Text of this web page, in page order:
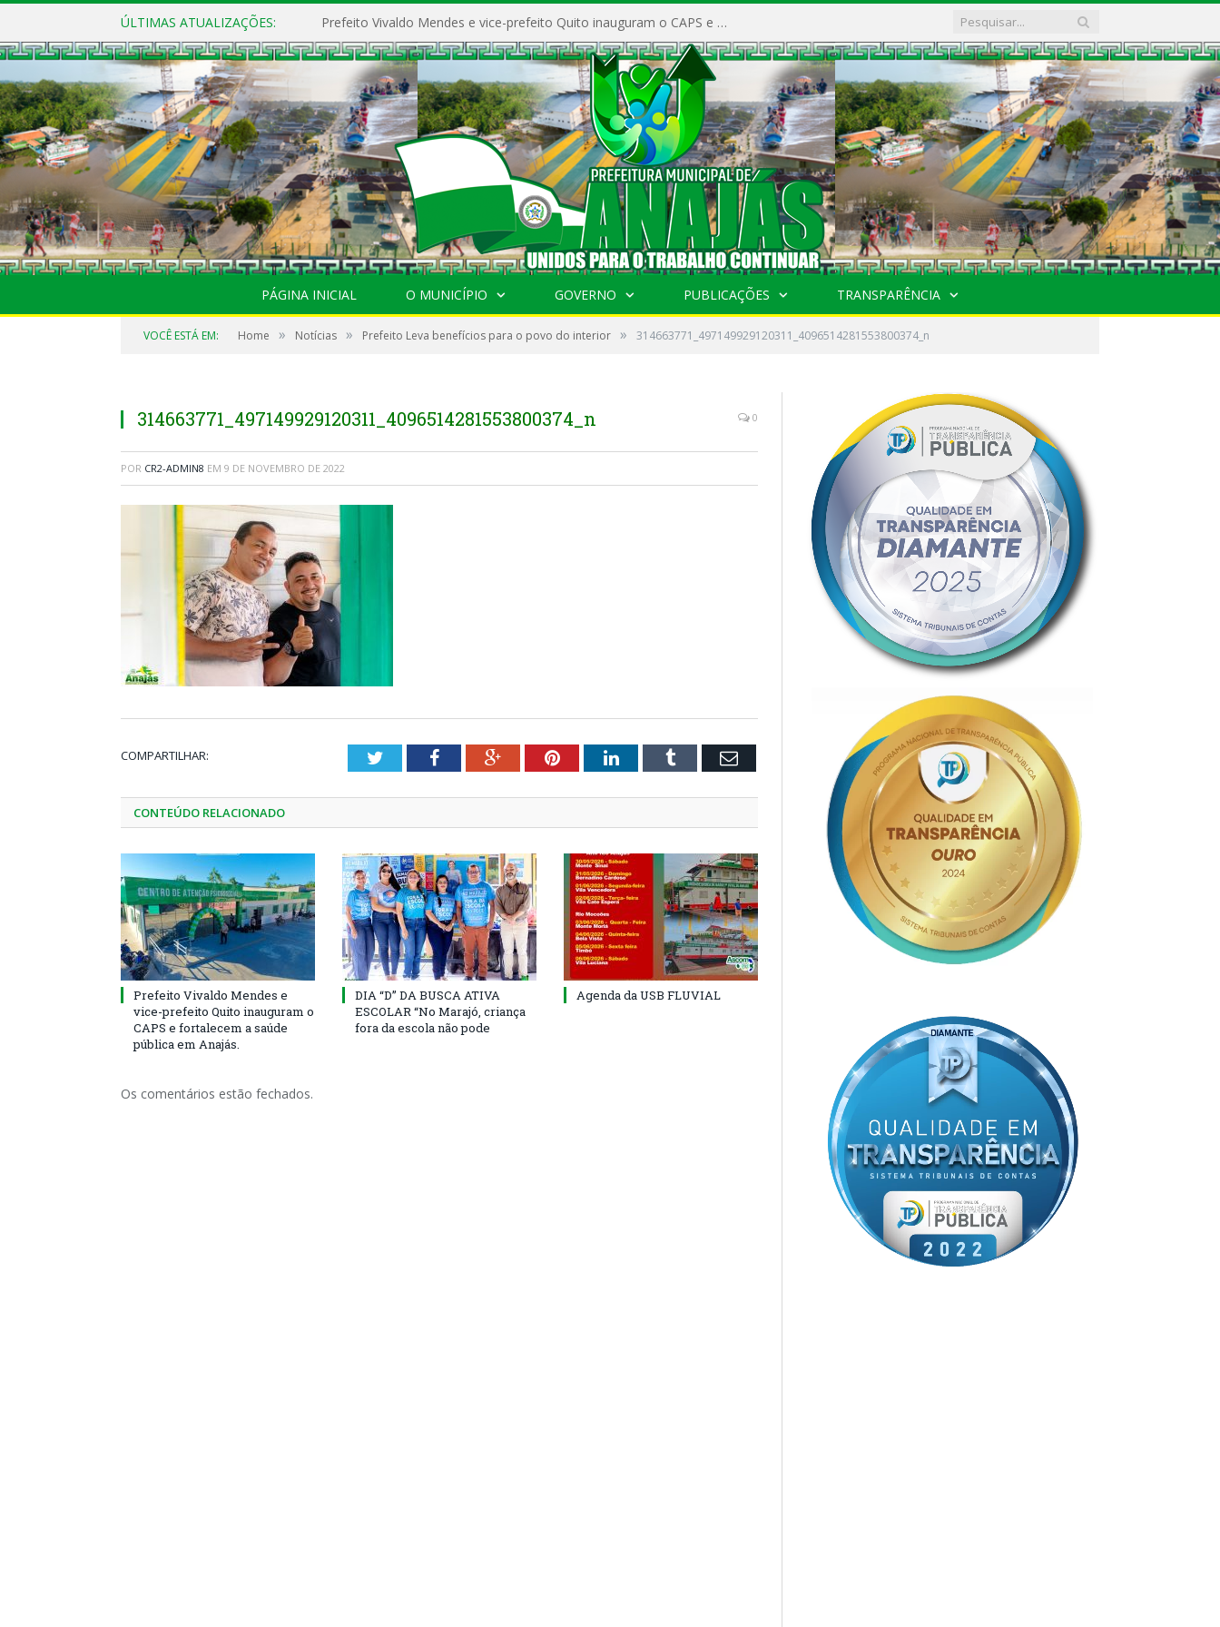
ÚLTIMAS ATUALIZAÇÕES: Prefeito Vivaldo Mendes e vice-prefeito Quito inauguram o CAPS e fortalecem a saúde pública em Anajás.
PÁGINA INICIAL O MUNICÍPIO GOVERNO PUBLICAÇÕES TRANSPARÊNCIA
VOCÊ ESTÁ EM: Home » Notícias » Prefeito Leva benefícios para o povo do interior » 314663771_497149929120311_4096514281553800374_n
314663771_497149929120311_4096514281553800374_n 0
POR CR2-ADMIN8 EM 9 DE NOVEMBRO DE 2022
COMPARTILHAR: TwitterFacebookGoogle+PinterestLinkedInTumblr Email
CONTEÚDO RELACIONADO
Prefeito Vivaldo Mendes e
vice-prefeito Quito inauguram o
CAPS e fortalecem a saúde
pública em Anajás.
DIA “D” DA BUSCA ATIVA
ESCOLAR “No Marajó, criança
fora da escola não pode
Agenda da USB FLUVIAL
Os comentários estão fechados.